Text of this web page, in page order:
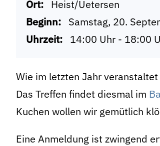
Ort:
Heist/Uetersen
Beginn:
Samstag, 20.
Uhrzeit:
14:00 Uhr - 18:00
Wie im letzten Jahr
Das Treffen findet diesmal im
Kuchen wollen wir gemütlich
Eine Anmeldung ist zwingend